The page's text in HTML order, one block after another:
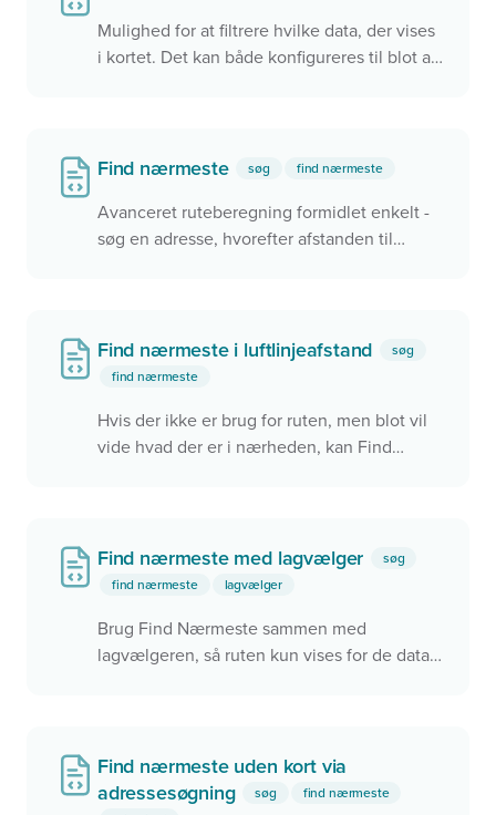
server.
Mulighed for at filtrere hvilke data, der vises
i kortet. Det kan både konfigureres til blot at
Find nærmeste søg find nærmeste
Avanceret ruteberegning formidlet enkelt -
søg en adresse, hvorefter afstanden til
Find nærmeste i luftlinjeafstand
søg
find nærmeste
Hvis der ikke er brug for ruten, men blot vil
vide hvad der er i nærheden, kan Find
Find nærmeste med lagvælger
søg
find nærmeste
lagvælger
Brug Find Nærmeste sammen med
lagvælgeren, så ruten kun vises for de data,
Find nærmeste uden kort via
adressesøgning
søg
find nærmeste